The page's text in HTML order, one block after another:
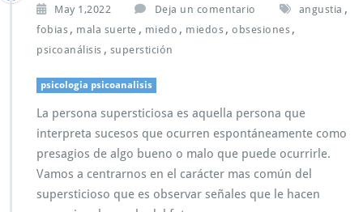
May 1,2022 Deja un comentario angustia ,
fobias , mala suerte , miedo , miedos , obsesiones ,
psicoanálisis , superstición
psicologia psicoanalisis
La persona supersticiosa es aquella persona que
interpreta sucesos que ocurren espontáneamente como
presagios de algo bueno o malo que puede ocurrirle.
Vamos a centrarnos en el carácter mas común del
supersticioso que es observar señales que le hacen